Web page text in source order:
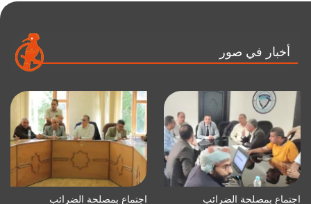
أخبار في صور
اجتماع بمصلحة الضرائب اجتماع بمصلحة الضرائب